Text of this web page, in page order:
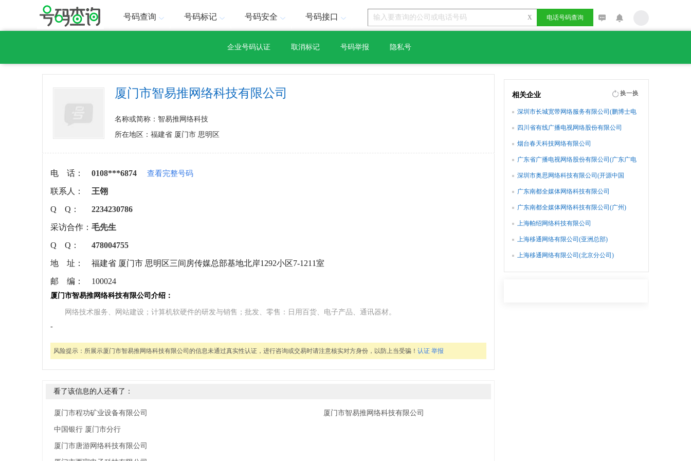
号码查询 号码标记 号码安全 号码接口 X 电话号码查询
企业号码认证 取消标记 号码举报 隐私号
厦门市智易推网络科技有限公司
名称或简称：智易推网络科技
所在地区：福建省 厦门市 思明区
电 话： 0108***6874 查看完整号码
联系人： 王翎
Q Q： 2234230786
采访合作： 毛先生
Q Q： 478004755
地 址： 福建省 厦门市 思明区三间房传媒总部基地北岸1292小区7-1211室
邮 编： 100024
厦门市智易推网络科技有限公司介绍：
网络技术服务、网站建设；计算机软硬件的研发与销售；批发、零售：日用百货、电子产品、通讯器材。
-
风险提示： 所展示厦门市智易推网络科技有限公司的信息未通过真实性认证，进行咨询或交易时请注意核实对方身份，以防上当受骗！ 认证 举报
看了该信息的人还看了：
厦门市程功矿业设备有限公司
中国银行 厦门市分行
厦门市唐游网络科技有限公司
厦门市智易推网络科技有限公司
相关企业 换一换
深圳市长城宽带网络服务有限公司(鹏博士电
四川省有线广播电视网络股份有限公司
烟台春天科技网络有限公司
广东省广播电视网络股份有限公司(广东广电
深圳市奥思网络科技有限公司(开源中国
广东南都全媒体网络科技有限公司
广东南都全媒体网络科技有限公司(广州)
上海帕绍网络科技有限公司
上海移通网络有限公司(亚洲总部)
上海移通网络有限公司(北京分公司)